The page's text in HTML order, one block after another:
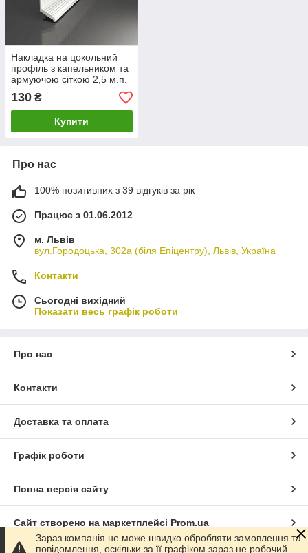
Накладка на цокольний
профіль з капельником та
армуючою сіткою 2,5 м.п.
130 ₴
Купити
Про нас
100% позитивних з 39 відгуків за рік
Працює з 01.06.2012
м. Львів
вул.Городоцька, 302а (біля Епіцентру), Львів, Україна
Контакти
Сьогодні вихідний
Показати весь графік роботи
Про нас
Контакти
Доставка та оплата
Графік роботи
Повна версія сайту
Сайт створено на маркетплейсі Prom.ua
Зараз компанія не може швидко обробляти замовлення та
повідомлення, оскільки за її графіком зараз не робочий